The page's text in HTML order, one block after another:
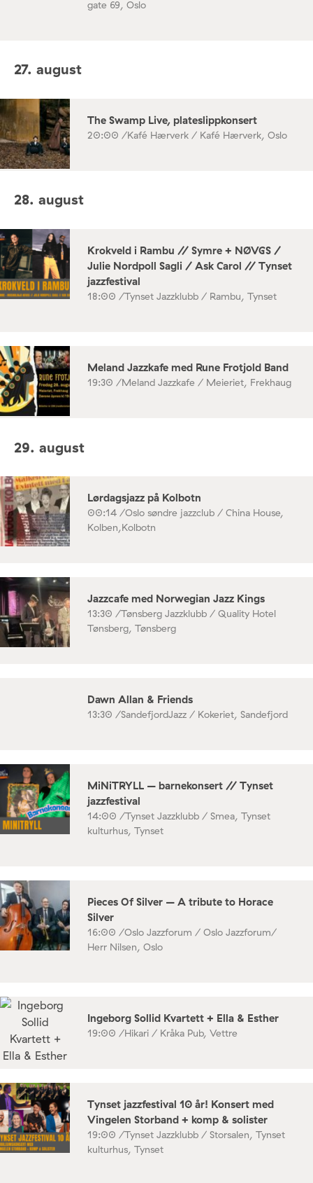
gate 69, Oslo
27. august
The Swamp Live, plateslippkonsert
20:00 /Kafé Hærverk / Kafé Hærverk, Oslo
28. august
Krokveld i Rambu // Symre + NØVGS /
Julie Nordpoll Sagli / Ask Carol // Tynset
jazzfestival
18:00 /Tynset Jazzklubb / Rambu, Tynset
Meland Jazzkafe med Rune Frotjold Band
19:30 /Meland Jazzkafe / Meieriet, Frekhaug
29. august
Lørdagsjazz på Kolbotn
00:14 /Oslo søndre jazzclub / China House,
Kolben,Kolbotn
Jazzcafe med Norwegian Jazz Kings
13:30 /Tønsberg Jazzklubb / Quality Hotel
Tønsberg, Tønsberg
Dawn Allan & Friends
13:30 /SandefjordJazz / Kokeriet, Sandefjord
MiNiTRYLL – barnekonsert // Tynset
jazzfestival
14:00 /Tynset Jazzklubb / Smea, Tynset
kulturhus, Tynset
Pieces Of Silver – A tribute to Horace
Silver
16:00 /Oslo Jazzforum / Oslo Jazzforum/
Herr Nilsen, Oslo
Ingeborg Sollid Kvartett + Ella & Esther
19:00 /Hikari / Kråka Pub, Vettre
Tynset jazzfestival 10 år! Konsert med
Vingelen Storband + komp & solister
19:00 /Tynset Jazzklubb / Storsalen, Tynset
kulturhus, Tynset